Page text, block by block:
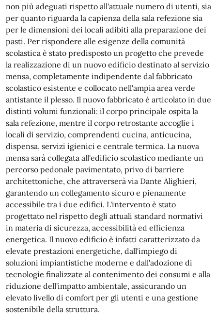
non più adeguati rispetto all'attuale numero di utenti, sia
per quanto riguarda la capienza della sala refezione sia
per le dimensioni dei locali adibiti alla preparazione dei
pasti. Per rispondere alle esigenze della comunità
scolastica è stato predisposto un progetto che prevede
la realizzazione di un nuovo edificio destinato al servizio
mensa, completamente indipendente dal fabbricato
scolastico esistente e collocato nell'ampia area verde
antistante il plesso. Il nuovo fabbricato è articolato in due
distinti volumi funzionali: il corpo principale ospita la
sala refezione, mentre il corpo retrostante accoglie i
locali di servizio, comprendenti cucina, anticucina,
dispensa, servizi igienici e centrale termica. La nuova
mensa sarà collegata all'edificio scolastico mediante un
percorso pedonale pavimentato, privo di barriere
architettoniche, che attraverserà via Dante Alighieri,
garantendo un collegamento sicuro e pienamente
accessibile tra i due edifici. L'intervento è stato
progettato nel rispetto degli attuali standard normativi
in materia di sicurezza, accessibilità ed efficienza
energetica. Il nuovo edificio è infatti caratterizzato da
elevate prestazioni energetiche, dall'impiego di
soluzioni impiantistiche moderne e dall'adozione di
tecnologie finalizzate al contenimento dei consumi e alla
riduzione dell'impatto ambientale, assicurando un
elevato livello di comfort per gli utenti e una gestione
sostenibile della struttura.